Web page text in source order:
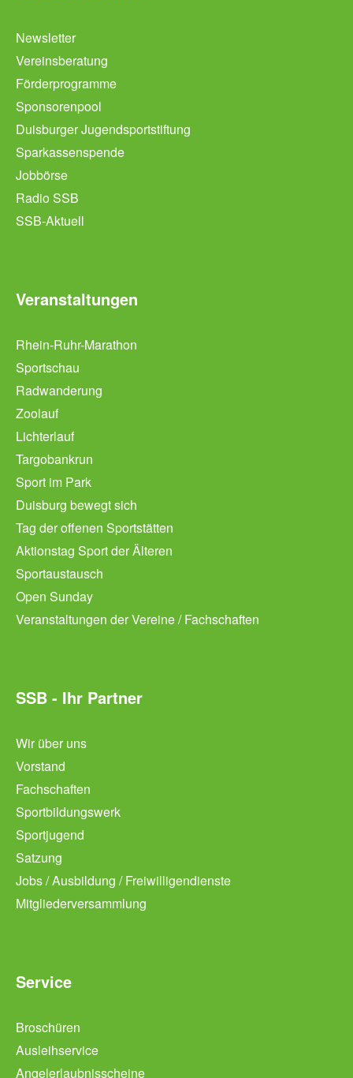
Newsletter
Vereinsberatung
Förderprogramme
Sponsorenpool
Duisburger Jugendsportstiftung
Sparkassenspende
Jobbörse
Radio SSB
SSB-Aktuell
Veranstaltungen
Rhein-Ruhr-Marathon
Sportschau
Radwanderung
Zoolauf
Lichterlauf
Targobankrun
Sport im Park
Duisburg bewegt sich
Tag der offenen Sportstätten
Aktionstag Sport der Älteren
Sportaustausch
Open Sunday
Veranstaltungen der Vereine / Fachschaften
SSB - Ihr Partner
Wir über uns
Vorstand
Fachschaften
Sportbildungswerk
Sportjugend
Satzung
Jobs / Ausbildung / Freiwilligendienste
Mitgliederversammlung
Service
Broschüren
Ausleihservice
Angelerlaubnisscheine